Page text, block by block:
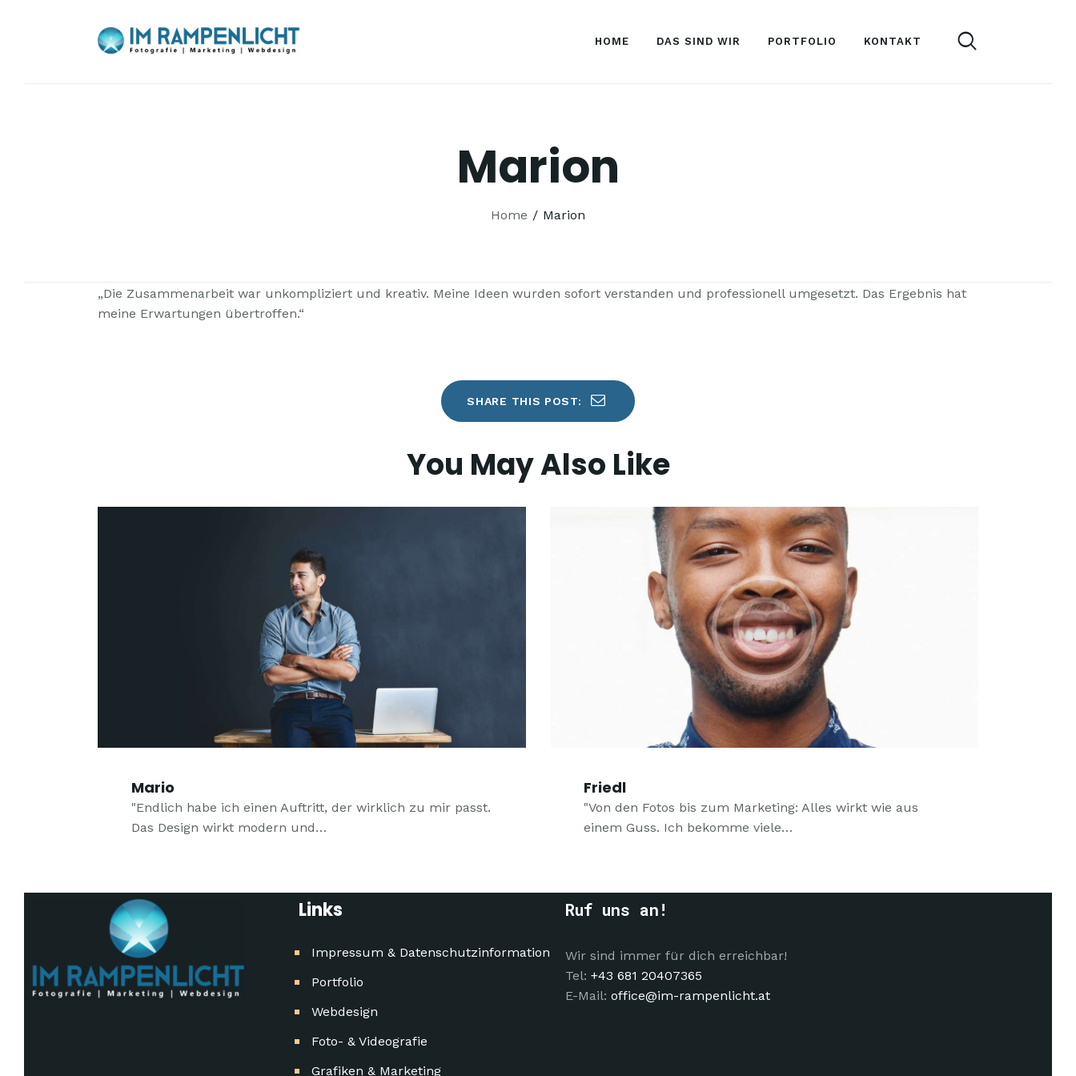
HOME DAS SIND WIR PORTFOLIO KONTAKT
Marion
Home Marion
KONTAKT
„Die Zusammenarbeit war unkompliziert und kreativ. Meine Ideen wurden sofort verstanden und professionell umgesetzt. Das Ergebnis hat
meine Erwartungen übertroffen.“
SHARE THIS POST:
You May Also Like
Mario
"Endlich habe ich einen Auftritt, der wirklich zu mir passt.
Das Design wirkt modern und…
Friedl
"Von den Fotos bis zum Marketing: Alles wirkt wie aus
einem Guss. Ich bekomme viele…
Links
Impressum & Datenschutzinformation
Portfolio
Webdesign
Foto- & Videografie
Grafiken & Marketing
Ruf uns an!
Wir sind immer für dich erreichbar!
Tel: +43 681 20407365
E-Mail: office@im-rampenlicht.at